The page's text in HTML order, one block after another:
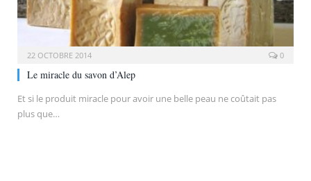
22 OCTOBRE 2014 0
Le miracle du savon d’Alep
Et si le produit miracle pour avoir une belle peau ne coûtait pas
plus que…